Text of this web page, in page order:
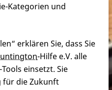
Kategorien und
erklären Sie, dass Sie
-Hilfe e.V. alle
einsetzt. Sie
für die Zukunft